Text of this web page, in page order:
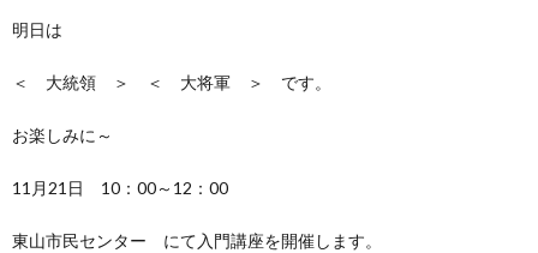
明日は
＜ 大統領 ＞ ＜ 大将軍 ＞ です。
お楽しみに～
11月21日 10：00～12：00
東山市民センター にて入門講座を開催します。